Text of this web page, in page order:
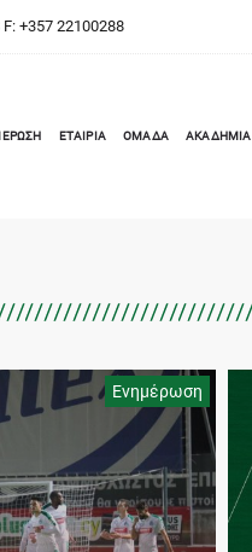
+357 22100288
ΕΤΑΙΡΙΑ ΟΜΑΔΑ ΑΚΑΔΗΜΙΑ
Ενημέρωση